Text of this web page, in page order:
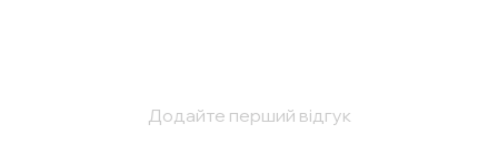
Додайте перший відгук